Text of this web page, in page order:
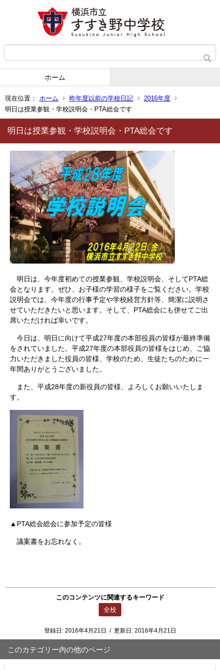
ホーム
現在位置： ホーム 昨年度以前の学校日記
2016年度
明日は授業参観・学校説明会・PTA総会です
明日は授業参観・学校説明会・PTA総会です
明日は、今年度初めての授業参観、学校説明会、そしてPTA総
会となります。ぜひ、お子様の学習の様子をご覧ください。学校
説明会では、今年度の行事予定や学校経営方針等、簡潔に説明さ
せていただきたいと思います。そして、PTA総会にも併せてご出
席いただければ幸いです。
今日は、明日に向けて平成27年度の本部役員の皆様が最終準備
をされていました。平成27年度の本部役員の皆様をはじめ、ご協
力いただきました役員の皆様、学校のため、生徒たちのために一
年間ありがとうございました。
また、平成28年度の新役員の皆様、よろしくお願いいたしま
す。
▲PTA総会総会に参加予定の皆様
議案書をお忘れなく。
このコンテンツに関連するキーワード
全校
登録日: 2016年4月21日 / 更新日: 2016年4月21日
このカテゴリー内の他のページ